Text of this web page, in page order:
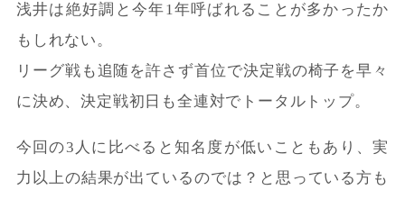
浅井は絶好調と今年1年呼ばれることが多かったか
もしれない。
リーグ戦も追随を許さず首位で決定戦の椅子を早々
に決め、決定戦初日も全連対でトータルトップ。
今回の3人に比べると知名度が低いこともあり、実
力以上の結果が出ているのでは？と思っている方も